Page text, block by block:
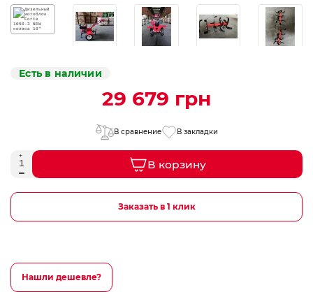
Есть в наличии
29 679 грн
В сравнение В закладки
В корзину
Заказать в 1 клик
Нашли дешевле?